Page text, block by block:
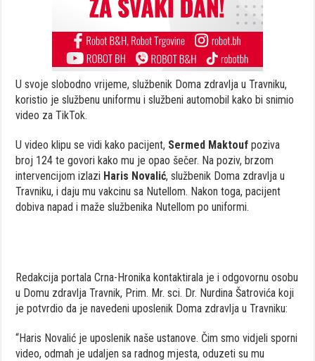
U svoje slobodno vrijeme, službenik Doma zdravlja u Travniku,
koristio je službenu uniformu i službeni automobil kako bi snimio
video za TikTok.
U video klipu se vidi kako pacijent, Sermed Maktouf poziva
broj 124 te govori kako mu je opao šečer. Na poziv, brzom
intervencijom izlazi Haris Novalić, službenik Doma zdravlja u
Travniku, i daju mu vakcinu sa Nutellom. Nakon toga, pacijent
dobiva napad i maže službenika Nutellom po uniformi.
Redakcija portala Crna-Hronika kontaktirala je i odgovornu osobu
u Domu zdravlja Travnik, Prim. Mr. sci. Dr. Nurdina Šatrovića koji
je potvrdio da je navedeni uposlenik Doma zdravlja u Travniku:
“Haris Novalić je uposlenik naše ustanove. Čim smo vidjeli sporni
video, odmah je udaljen sa radnog mjesta, oduzeti su mu